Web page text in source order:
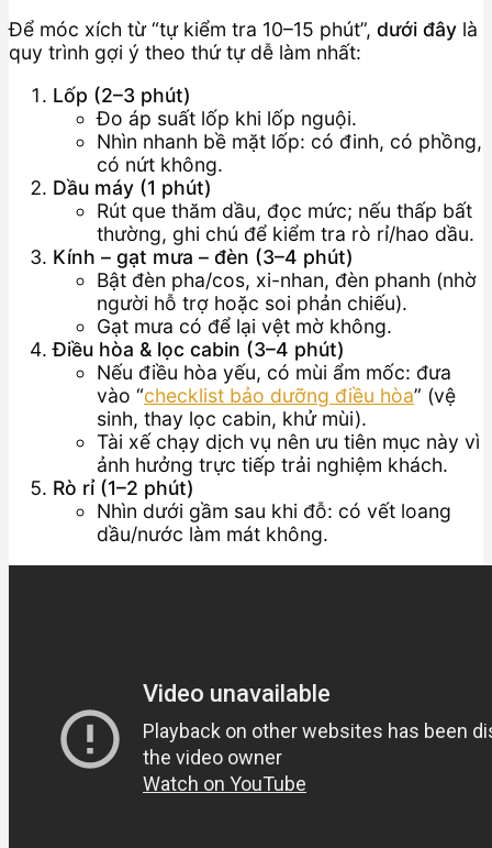
Để móc xích từ “tự kiểm tra 10–15 phút”, dưới đây là
quy trình gợi ý theo thứ tự dễ làm nhất:
Lốp (2–3 phút)
Đo áp suất lốp khi lốp nguội.
Nhìn nhanh bề mặt lốp: có đinh, có phồng,
có nứt không.
Dầu máy (1 phút)
Rút que thăm dầu, đọc mức; nếu thấp bất
thường, ghi chú để kiểm tra rò rỉ/hao dầu.
Kính – gạt mưa – đèn (3–4 phút)
Bật đèn pha/cos, xi-nhan, đèn phanh (nhờ
người hỗ trợ hoặc soi phản chiếu).
Gạt mưa có để lại vệt mờ không.
Điều hòa & lọc cabin (3–4 phút)
Nếu điều hòa yếu, có mùi ẩm mốc: đưa
vào “checklist bảo dưỡng điều hòa” (vệ
sinh, thay lọc cabin, khử mùi).
Tài xế chạy dịch vụ nên ưu tiên mục này vì
ảnh hưởng trực tiếp trải nghiệm khách.
Rò rỉ (1–2 phút)
Nhìn dưới gầm sau khi đỗ: có vết loang
dầu/nước làm mát không.